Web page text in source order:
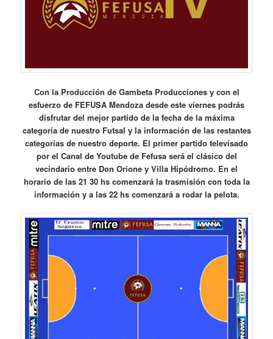
Con la Producción de Gambeta Producciones y con el
esfuerzo de FEFUSA Mendoza desde este viernes podrás
disfrutar del mejor partido de la fecha de la máxima
categoría de nuestro Futsal y la información de las restantes
categorías de nuestro deporte. El primer partido televisado
por el Canal de Youtube de Fefusa será el clásico del
vecindario entre Don Orione y Villa Hipódromo. En el
horario de las 21 30 hs comenzará la trasmisión con toda la
información y a las 22 hs comenzará a rodar la pelota.